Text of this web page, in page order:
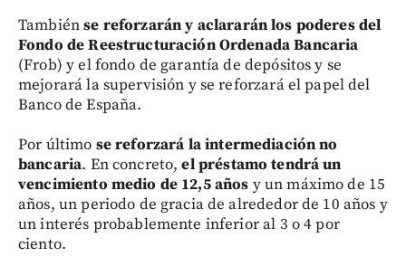
Tambiénse reforzarán y aclararán los poderes del
Fondo de Reestructuración Ordenada Bancaria
(Frob) y el fondo de garantía de depósitos y se
mejorará la supervisión y se reforzará el papel del
Banco de España.
Por último se reforzará la intermediación no
bancaria. En concreto, el préstamo tendrá un
vencimiento medio de 12,5 años y un máximo de 15
años, un periodo de gracia de alrededor de 10 años y
un interés probablemente inferior al 3 o 4 por
ciento.